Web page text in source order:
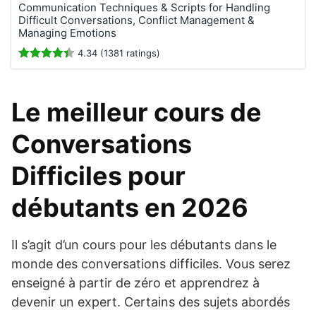
Communication Techniques & Scripts for Handling
Difficult Conversations, Conflict Management &
Managing Emotions
4.34 (1381 ratings)
Le meilleur cours de
Conversations
Difficiles pour
débutants en 2026
Il s’agit d’un cours pour les débutants dans le
monde des conversations difficiles. Vous serez
enseigné à partir de zéro et apprendrez à
devenir un expert. Certains des sujets abordés